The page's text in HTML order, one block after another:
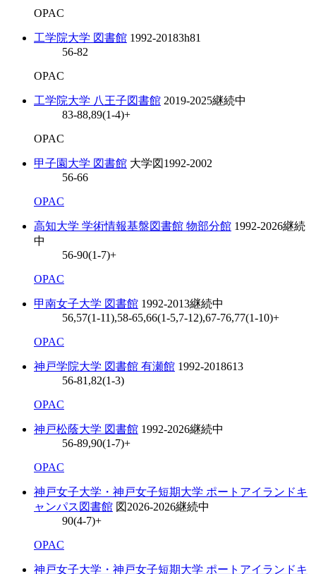
OPAC
工学院大学 図書館 1992-20183h81
56-82
OPAC
工学院大学 八王子図書館 2019-2025継続中
83-88,89(1-4)+
OPAC
甲子園大学 図書館 大学図 1992-2002
56-66
OPAC
高知大学 学術情報基盤図書館 物部分館 1992-2026継続
中
56-90(1-7)+
OPAC
甲南女子大学 図書館 1992-2013継続中
56,57(1-11),58-65,66(1-5,7-12),67-76,77(1-10)+
OPAC
神戸学院大学 図書館 有瀬館 1992-2018613
56-81,82(1-3)
OPAC
神戸松蔭大学 図書館 1992-2026継続中
56-89,90(1-7)+
OPAC
神戸女子大学・神戸女子短期大学 ポートアイランドキ
ャンパス図書館 図 2026-2026継続中
90(4-7)+
OPAC
神戸女子大学・神戸女子短期大学 ポートアイランドキ